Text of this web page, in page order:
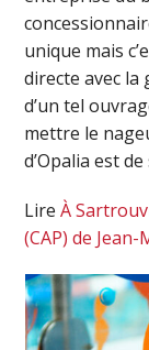
unique mais
directe avec la
d’un tel
mettre le
d’Opalia est
LireÀ
(CAP) de